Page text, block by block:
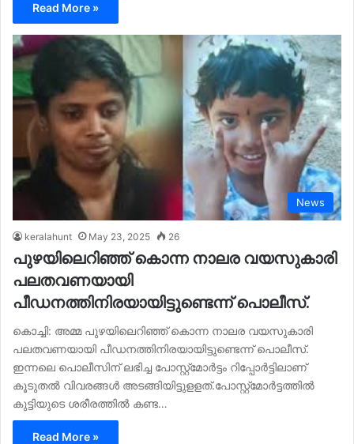
Read More »
News
keralahunt May 23, 2025 26
പുഴയിലെറിഞ്ഞ് കൊന്ന നാലര വയസുകാരി
പലതവണയായി
പീഡനത്തിനിരയായിട്ടുണ്ടെന്ന് പൊലീസ്.
കൊച്ചി: അമ്മ പുഴയിലെറിഞ്ഞ് കൊന്ന നാലര വയസുകാരി
പലതവണയായി പീഡനത്തിനിരയായിട്ടുണ്ടെന്ന് പൊലീസ്.
ഇന്നലെ പൊലീസിന് ലഭിച്ച പോസ്റ്റ്മോർട്ടം റിപ്പോർട്ടിലാണ്
കൂടുതൽ വിവരങ്ങൾ അടങ്ങിയിട്ടുളളത്.പോസ്റ്റ്മോർട്ടത്തില്‍
കുട്ടിയുടെ ശരീരത്തില്‍ കണ്ട…
Read More »